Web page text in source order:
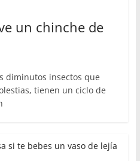
un chinche de
diminutos insectos que
tienen un ciclo de
si te bebes un vaso de lejía